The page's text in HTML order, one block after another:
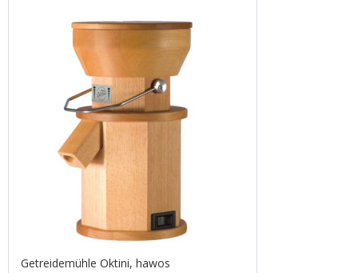
Getreidemühle Oktini, hawos